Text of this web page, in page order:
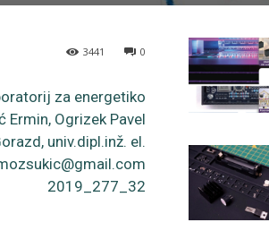
0
3441
za energetiko
Ermin, Ogrizek Pavel
univ.dipl.inž. el.
2019_277_32